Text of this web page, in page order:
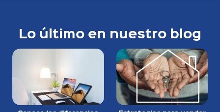
Lo último en nuestro blog